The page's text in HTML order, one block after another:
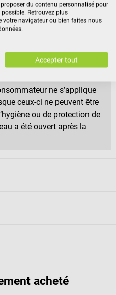
ni échangé.
ne s’applique
ceux-ci ne peuvent être
ou de protection de
a été ouvert après la
acheté
du contenu personnalisé pour
Retrouvez plus
navigateur ou bien faites nous
Accepter tout